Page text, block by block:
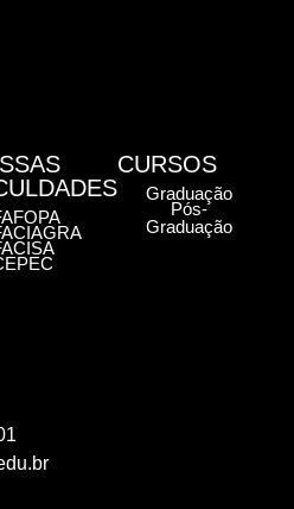
CURSOS
Graduação
Pós-
Graduação